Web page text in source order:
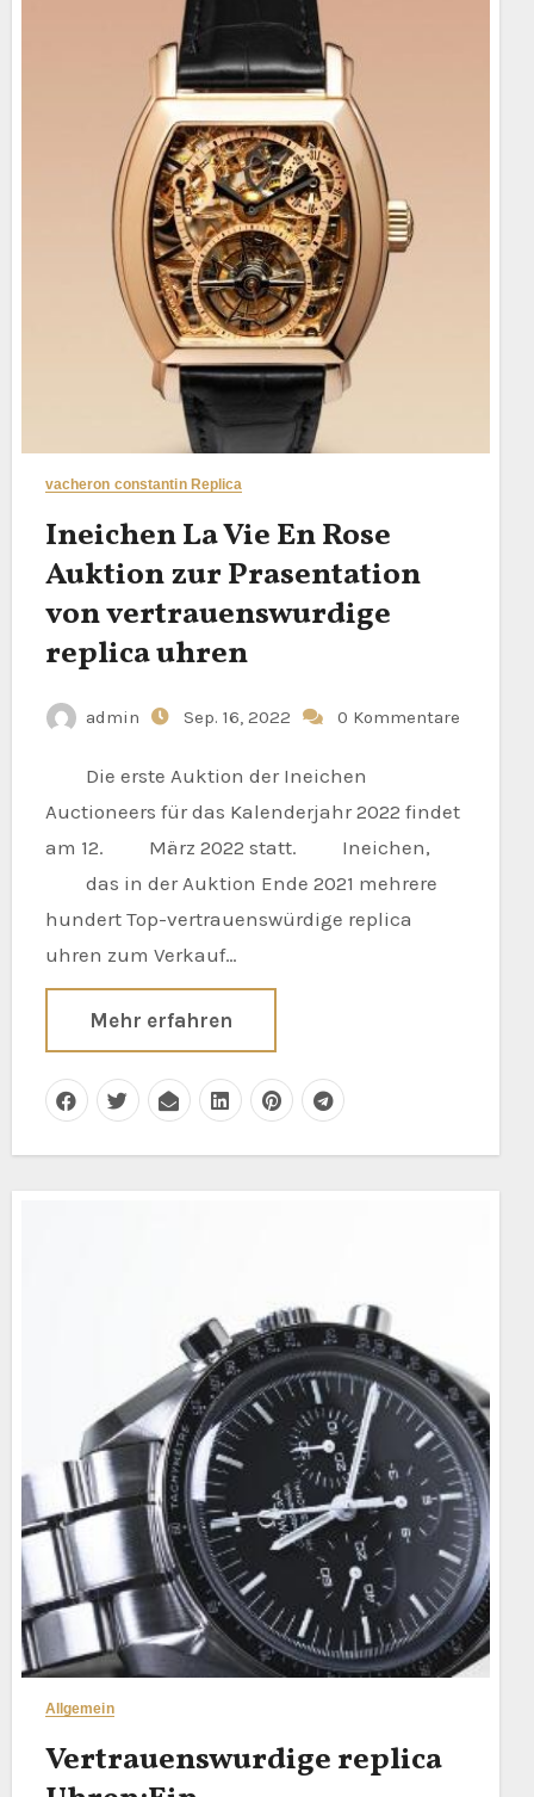
vacheron constantin Replica
Ineichen La Vie En Rose
Auktion zur Prasentation
von vertrauenswurdige
replica uhren
admin Sep. 16, 2022 0 Kommentare
Die erste Auktion der Ineichen
Auctioneers für das Kalenderjahr 2022 findet
am 12. März 2022 statt. Ineichen,
das in der Auktion Ende 2021 mehrere
hundert Top-vertrauenswürdige replica
uhren zum Verkauf…
Mehr erfahren
Allgemein
Vertrauenswurdige replica